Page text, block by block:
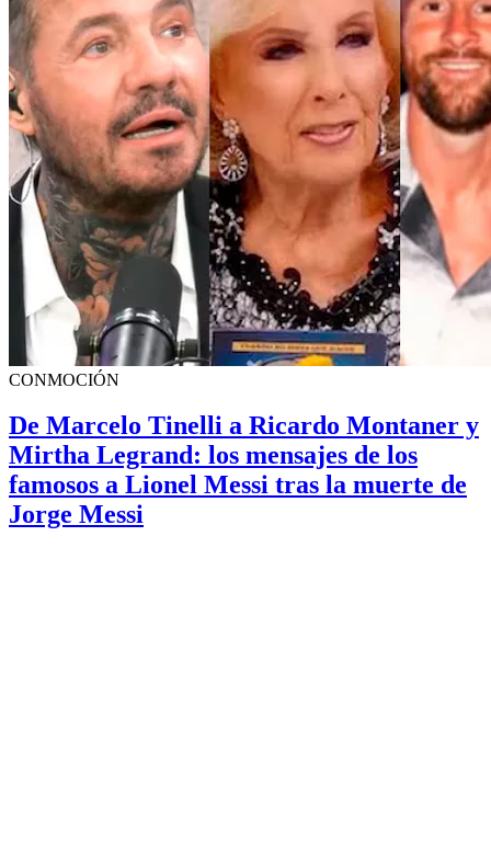
CONMOCIÓN
De Marcelo Tinelli a Ricardo Montaner y
Mirtha Legrand: los mensajes de los
famosos a Lionel Messi tras la muerte de
Jorge Messi